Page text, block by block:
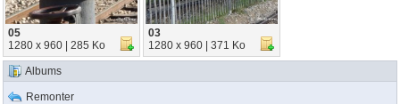
05
1280 x 960 | 285 Ko
03
1280 x 960 | 371 Ko
Albums
Remonter